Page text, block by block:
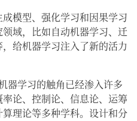
模型、强化学习和因果学习
域，比如自动机器学习、迁
给机器学习注入了新的活力
器学习的触角已经渗入许多
论、控制论、信息论、运筹
理论等多种学科。设计和分